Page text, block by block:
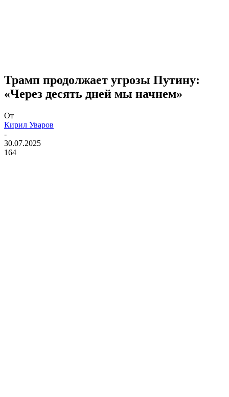
Трамп продолжает угрозы Путину:
«Через десять дней мы начнем»
От
Кирил Уваров
-
30.07.2025
164